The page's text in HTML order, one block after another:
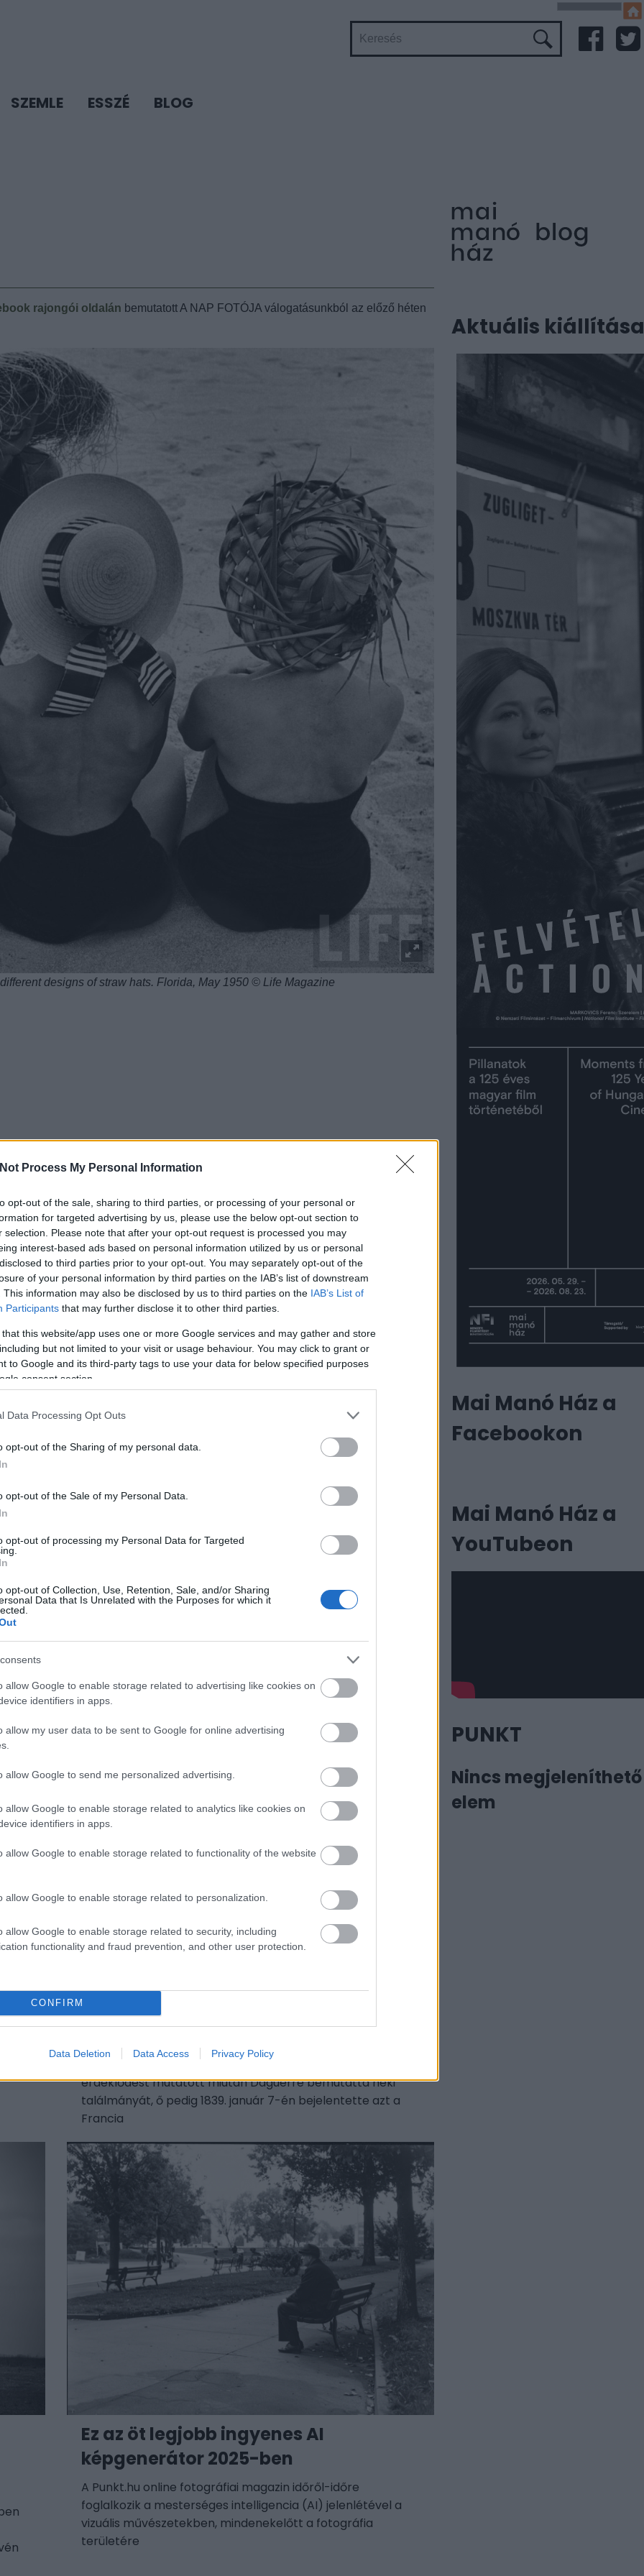
Process My Personal Information
opt-out of the sale, sharing to third parties, or processing of your personal or
for targeted advertising by us, please use the below opt-out section to
selection. Please note that after your opt-out request is processed you may
interest-based ads based on personal information utilized by us or personal
to third parties prior to your opt-out. You may separately opt-out of the
of your personal information by third parties on the IAB’s list of downstream
This information may also be disclosed by us to third parties on the IAB’s List of
Participants that may further disclose it to other third parties.
that this website/app uses one or more Google services and may gather and store
but not limited to your visit or usage behaviour. You may click to grant or
to Google and its third-party tags to use your data for below specified purposes
consent section.
Data Processing Opt Outs
opt-out of the Sharing of my personal data.
opt-out of the Sale of my Personal Data.
opt-out of processing my Personal Data for Targeted
opt-out of Collection, Use, Retention, Sale, and/or Sharing
Data that Is Unrelated with the Purposes for which it
allow Google to enable storage related to advertising like cookies on
identifiers in apps.
allow my user data to be sent to Google for online advertising
allow Google to send me personalized advertising.
allow Google to enable storage related to analytics like cookies on
identifiers in apps.
allow Google to enable storage related to functionality of the website
allow Google to enable storage related to personalization.
allow Google to enable storage related to security, including
functionality and fraud prevention, and other user protection.
CONFIRM
Data Deletion Data Access Privacy Policy
SZEMLE ESSZÉ BLOG
rajongói oldalán bemutatott A NAP FOTÓJA válogatásunkból az előző héten
designs of straw hats. Florida, May 1950 © Life Magazine
10 híres fotósorozat a kezdetektől
Arago, fizikus és csillagász, valamint francia képviselő nagy
érdeklődést mutatott miután Daguerre bemutatta neki
találmányát, ő pedig 1839. január 7-én bejelentette azt a
Francia
Ez az öt legjobb ingyenes AI
képgenerátor 2025-ben
A Punkt.hu online fotográfiai magazin időről-időre
foglalkozik a mesterséges intelligencia (AI) jelenlétével a
vizuális művészetekben, mindenekelőtt a fotográfia
területére
Aktuális
Mai Manó Ház a
Facebookon
Mai Manó Ház a
YouTubeon
PUNKT
Nincs megjeleníthető
elem